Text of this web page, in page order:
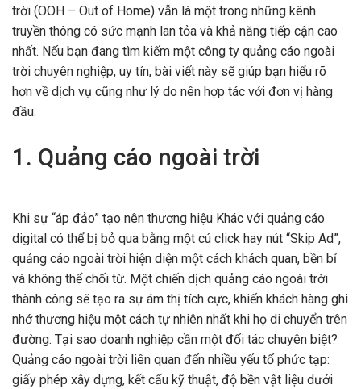
trời (OOH – Out of Home) vẫn là một trong những kênh
truyền thông có sức mạnh lan tỏa và khả năng tiếp cận cao
nhất. Nếu bạn đang tìm kiếm một công ty quảng cáo ngoài
trời chuyên nghiệp, uy tín, bài viết này sẽ giúp bạn hiểu rõ
hơn về dịch vụ cũng như lý do nên hợp tác với đơn vị hàng
đầu.
1. Quảng cáo ngoài trời
Khi sự “áp đảo” tạo nên thương hiệu Khác với quảng cáo
digital có thể bị bỏ qua bằng một cú click hay nút “Skip Ad”,
quảng cáo ngoài trời hiện diện một cách khách quan, bền bỉ
và không thể chối từ. Một chiến dịch quảng cáo ngoài trời
thành công sẽ tạo ra sự ám thị tích cực, khiến khách hàng ghi
nhớ thương hiệu một cách tự nhiên nhất khi họ di chuyển trên
đường. Tại sao doanh nghiệp cần một đối tác chuyên biệt?
Quảng cáo ngoài trời liên quan đến nhiều yếu tố phức tạp:
giấy phép xây dựng, kết cấu kỹ thuật, độ bền vật liệu dưới